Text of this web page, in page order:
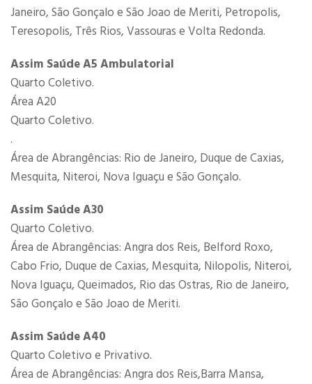
Janeiro, São Gonçalo e São Joao de Meriti, Petropolis,
Teresopolis, Três Rios, Vassouras e Volta Redonda.
Assim Saúde A5 Ambulatorial
Quarto Coletivo.
Área A20
Quarto Coletivo.
.
Área de Abrangências: Rio de Janeiro, Duque de Caxias,
Mesquita, Niteroi, Nova Iguaçu e São Gonçalo.
Assim Saúde A30
Quarto Coletivo.
Área de Abrangências: Angra dos Reis, Belford Roxo,
Cabo Frio, Duque de Caxias, Mesquita, Nilopolis, Niteroi,
Nova Iguaçu, Queimados, Rio das Ostras, Rio de Janeiro,
São Gonçalo e São Joao de Meriti.
Assim Saúde A40
Quarto Coletivo e Privativo.
Área de Abrangências: Angra dos Reis,Barra Mansa,